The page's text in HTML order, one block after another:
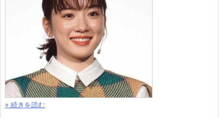
» 続きを読む